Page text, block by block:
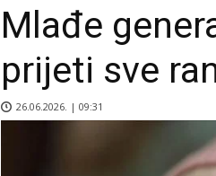
Mlađe
prijeti sve
26.06.2026. | 09:31